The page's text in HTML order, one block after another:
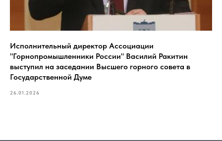
Исполнительный директор Ассоциации
"Горнопромышленники России" Василий Ракитин
выступил на заседании Высшего горного совета в
Государственной Думе
26.01.2026